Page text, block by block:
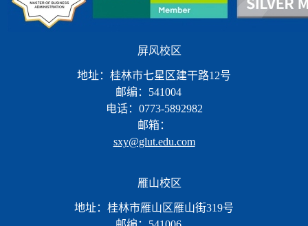
屏风校区
地址：桂林市七星区建干路12号
邮编：541004
电话：0773-5892982
邮箱：
sxy@glut.edu.com
雁山校区
地址：桂林市雁山区雁山街319号